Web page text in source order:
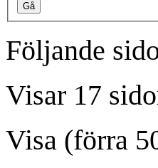
Gå
Följande
Visar 17
Visa (förra